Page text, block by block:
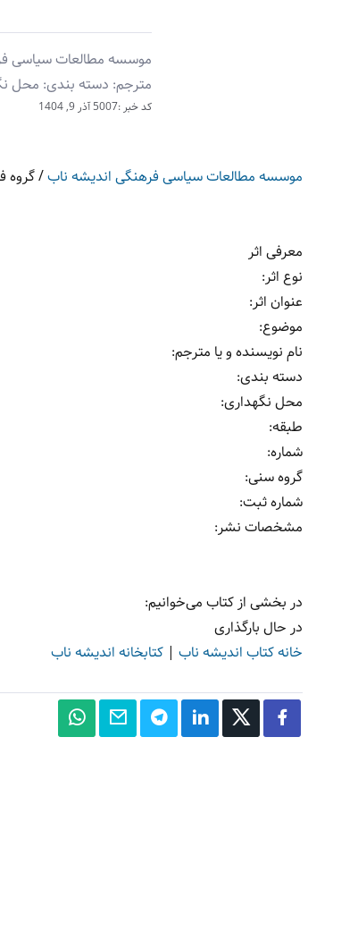
موسسه مطالعات سیاسی
مترجم: دسته بندی: محل
کد خبر :5007 آذر 9, 1404
موسسه مطالعات سیاسی فرهنگی اندیشه ناب/گروه
معرفی اثر
نوع اثر:
عنوان اثر:
موضوع:
نام نویسنده و یا مترجم:
دسته بندی:
محل نگهداری:
طبقه:
شماره:
گروه سنی:
شماره ثبت:
مشخصات نشر: ‏‫
در بخشی از کتاب می‌خوانیم:
در حال بارگذاری
خانه کتاب اندیشه ناب | کتابخانه اندیشه ناب